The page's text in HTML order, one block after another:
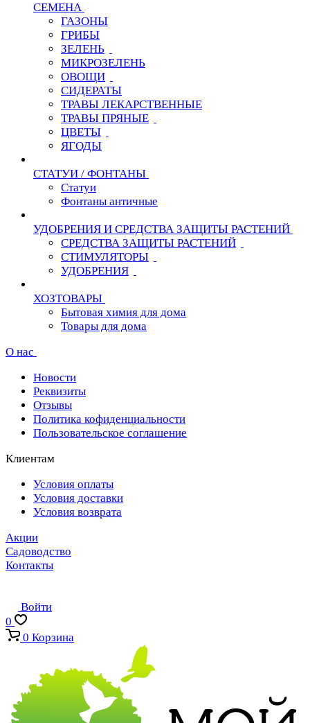
СЕМЕНА
ГАЗОНЫ
ГРИБЫ
ЗЕЛЕНЬ
МИКРОЗЕЛЕНЬ
ОВОЩИ
СИДЕРАТЫ
ТРАВЫ ЛЕКАРСТВЕННЫЕ
ТРАВЫ ПРЯНЫЕ
ЦВЕТЫ
ЯГОДЫ
СТАТУИ / ФОНТАНЫ
Статуи
Фонтаны античные
УДОБРЕНИЯ И СРЕДСТВА ЗАЩИТЫ РАСТЕНИЙ
СРЕДСТВА ЗАЩИТЫ РАСТЕНИЙ
СТИМУЛЯТОРЫ
УДОБРЕНИЯ
ХОЗТОВАРЫ
Бытовая химия для дома
Товары для дома
О нас
Новости
Реквизиты
Отзывы
Политика кофиденциальности
Пользовательское соглашение
Клиентам
Условия оплаты
Условия доставки
Условия возврата
Акции
Садоводство
Контакты
Войти
0
0 Корзина